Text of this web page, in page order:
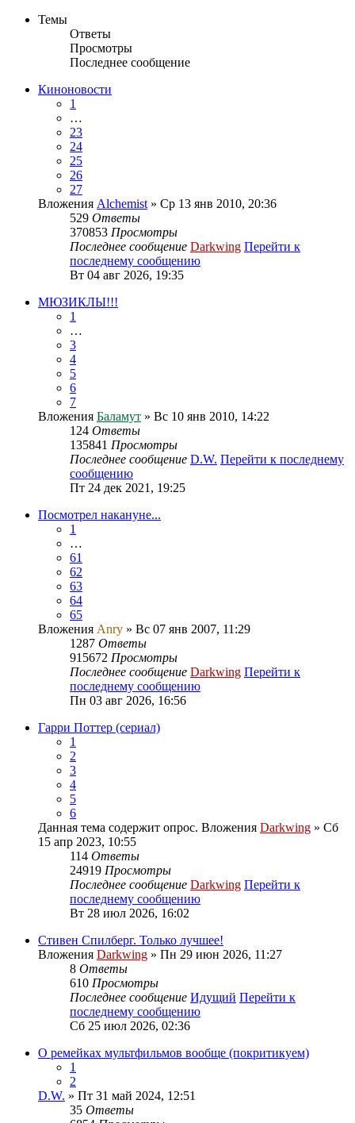
Темы
Ответы
Просмотры
Последнее сообщение
Киноновости
1
…
23
24
25
26
27
Вложения Alchemist » Ср 13 янв 2010, 20:36
529 Ответы
370853 Просмотры
Последнее сообщение Darkwing Перейти к
последнему сообщению
Вт 04 авг 2026, 19:35
МЮЗИКЛЫ!!!
1
…
3
4
5
6
7
Вложения Баламут » Вс 10 янв 2010, 14:22
124 Ответы
135841 Просмотры
Последнее сообщение D.W. Перейти к последнему
сообщению
Пт 24 дек 2021, 19:25
Посмотрел накануне...
1
…
61
62
63
64
65
Вложения Anry » Вс 07 янв 2007, 11:29
1287 Ответы
915672 Просмотры
Последнее сообщение Darkwing Перейти к
последнему сообщению
Пн 03 авг 2026, 16:56
Гарри Поттер (сериал)
1
2
3
4
5
6
Данная тема содержит опрос. Вложения Darkwing » Сб
15 апр 2023, 10:55
114 Ответы
24919 Просмотры
Последнее сообщение Darkwing Перейти к
последнему сообщению
Вт 28 июл 2026, 16:02
Стивен Спилберг. Только лучшее!
Вложения Darkwing » Пн 29 июн 2026, 11:27
8 Ответы
610 Просмотры
Последнее сообщение Идущий Перейти к
последнему сообщению
Сб 25 июл 2026, 02:36
О ремейках мультфильмов вообще (покритикуем)
1
2
D.W. » Пт 31 май 2024, 12:51
35 Ответы